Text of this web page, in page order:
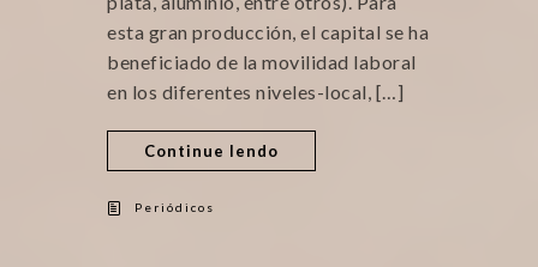
esta gran producción, el capital se ha
beneficiado de la movilidad laboral
en los diferentes niveles-local, […]
Continue lendo
Periódicos